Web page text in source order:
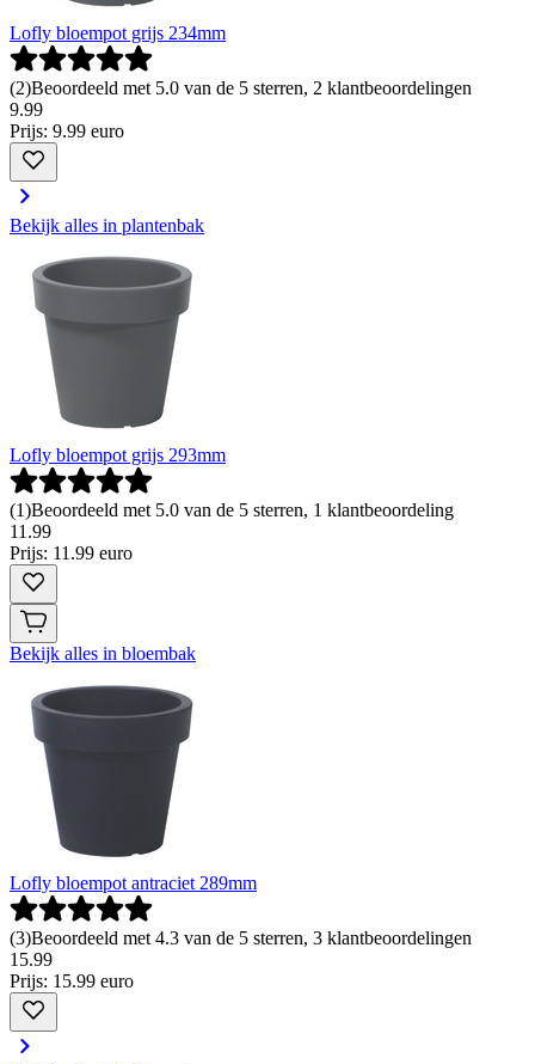
Lofly bloempot grijs 234mm
(2)Beoordeeld met 5.0 van de 5 sterren, 2 klantbeoordelingen
9.99
Prijs: 9.99 euro
Bekijk alles in plantenbak
Lofly bloempot grijs 293mm
(1)Beoordeeld met 5.0 van de 5 sterren, 1 klantbeoordeling
11 .99
Prijs: 11.99 euro
Bekijk alles in bloembak
Lofly bloempot antraciet 289mm
(3)Beoordeeld met 4.3 van de 5 sterren, 3 klantbeoordelingen
15.99
Prijs: 15.99 euro